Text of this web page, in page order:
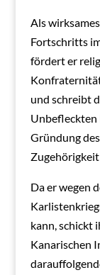
Als
Fortschritts
fördert er
und schreibt
Unbefleckten
Gründung
Da er wegen
kann, schickt
Kanarischen